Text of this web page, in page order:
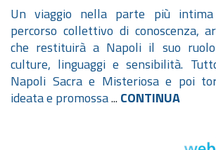
Un viaggio nella parte più
percorso collettivo di conoscenza,
che restituirà a Napoli il suo
culture, linguaggi e sensibilità.
Napoli Sacra e Misteriosa e poi
ideata e promossa... CONTINUA